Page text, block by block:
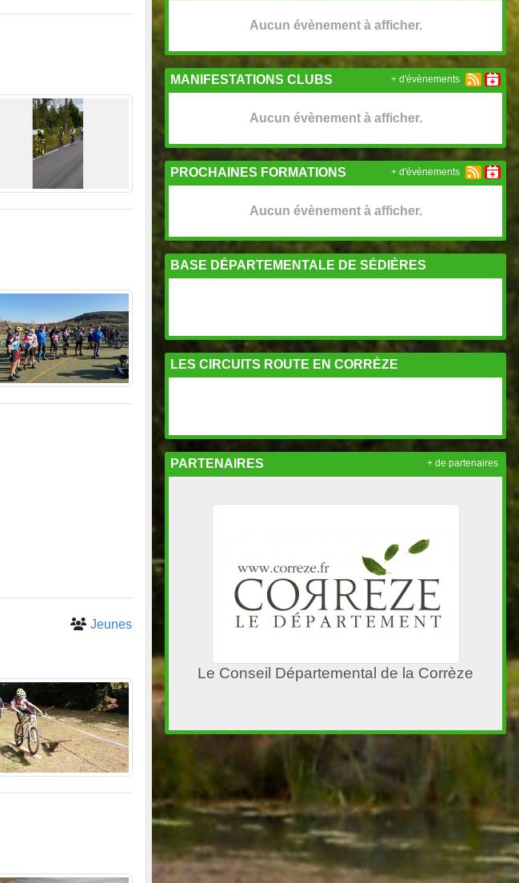
Jeunes
Aucun évènement à afficher.
MANIFESTATIONS CLUBS
Aucun évènement à afficher.
+ d'évènements
PROCHAINES FORMATIONS
Aucun évènement à afficher.
+ d'évènements
BASE DÉPARTEMENTALE DE SÉDIÈRES
LES CIRCUITS ROUTE EN CORRÈZE
PARTENAIRES
Le Conseil Départemental de la Corrèze
+ de partenaires